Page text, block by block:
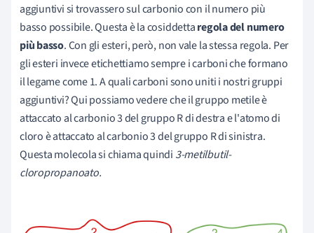
aggiuntivi si trovassero sul carbonio con il numero più
basso possibile. Questa è la cosiddettaregola del numero
più basso. Con gli esteri, però, non vale la stessa regola. Per
gli esteri invece etichettiamo sempre i carboni che formano
il legame come 1. A quali carboni sono uniti i nostri gruppi
aggiuntivi? Qui possiamo vedere che il gruppo metile è
attaccato al carbonio 3 del gruppo R di destra e l'atomo di
cloro è attaccato al carbonio 3 del gruppo R di sinistra.
Questa molecola si chiama quindi 3-metilbutil-
cloropropanoato.